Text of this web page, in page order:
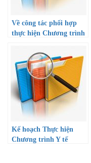
Về công tác phối hợp
thực hiện Chương trình
học cho học sinh giỏi
thuộc diện khó khăn và
gia đình chính sách
Thành phố mang tên
Bác
Kế hoạch Thực hiện
Chương trình Y tế